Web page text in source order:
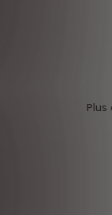
Plus